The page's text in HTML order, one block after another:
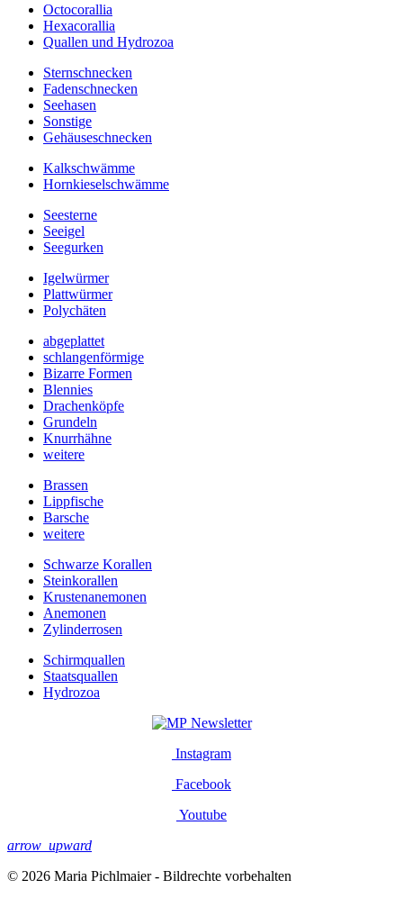
Octocorallia
Hexacorallia
Quallen und Hydrozoa
Sternschnecken
Fadenschnecken
Seehasen
Sonstige
Gehäuseschnecken
Kalkschwämme
Hornkieselschwämme
Seesterne
Seeigel
Seegurken
Igelwürmer
Plattwürmer
Polychäten
abgeplattet
schlangenförmige
Bizarre Formen
Blennies
Drachenköpfe
Grundeln
Knurrhähne
weitere
Brassen
Lippfische
Barsche
weitere
Schwarze Korallen
Steinkorallen
Krustenanemonen
Anemonen
Zylinderrosen
Schirmquallen
Staatsquallen
Hydrozoa
Newsletter
Instagram
Facebook
Youtube
arrow_upward
© 2026 Maria Pichlmaier - Bildrechte vorbehalten